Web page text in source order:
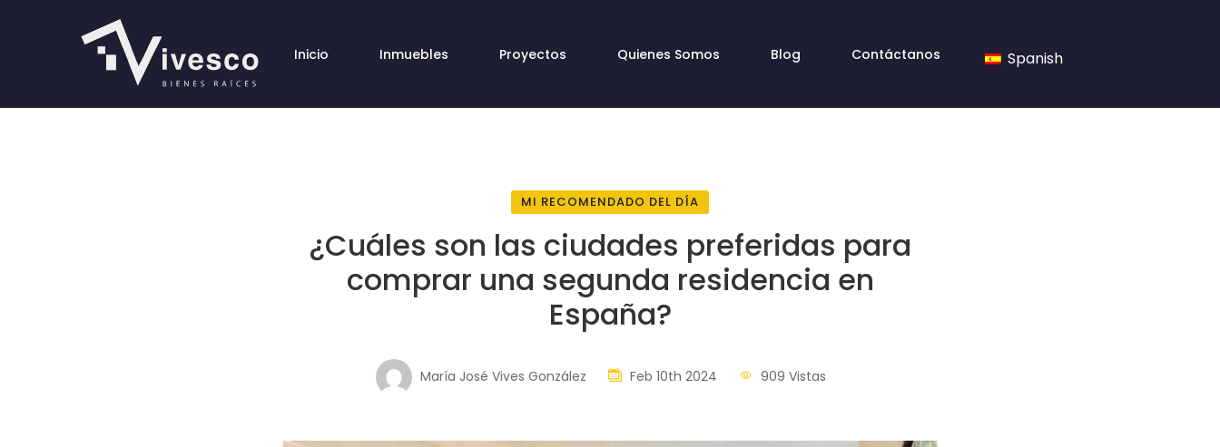
Inicio Inmuebles Proyectos Quienes Somos Blog Contáctanos Spanish
MI RECOMENDADO DEL DÍA
¿Cuáles son las ciudades preferidas para
comprar una segunda residencia en
España?
María José Vives González Feb 10th 2024 909 Vistas